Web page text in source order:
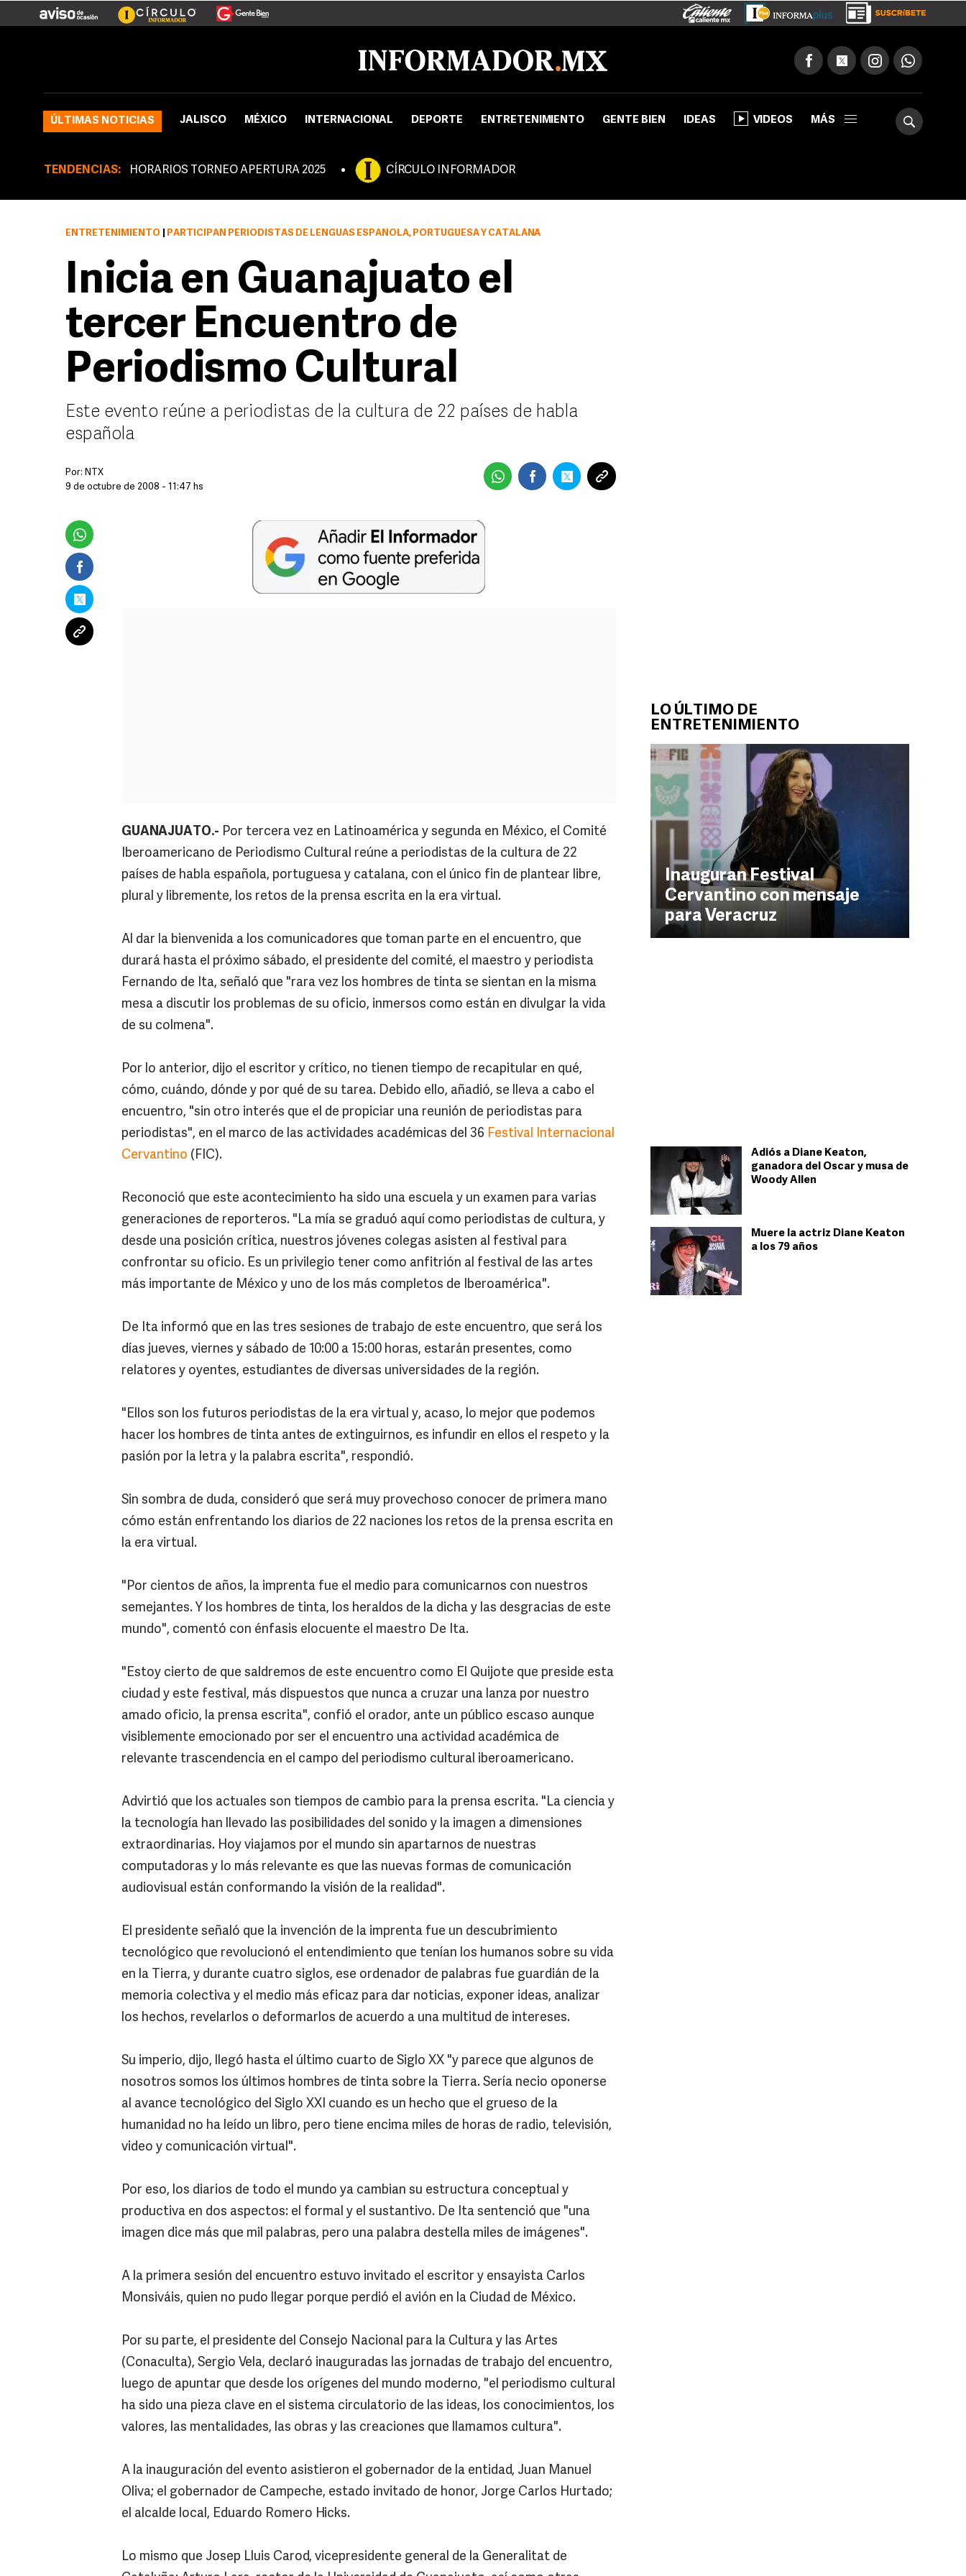
ÚLTIMAS NOTICIAS JALISCO MÉXICO INTERNACIONAL DEPORTE ENTRETENIMIENTO GENTE BIEN IDEAS VIDEOS MÁS
TENDENCIAS: HORARIOS TORNEO APERTURA 2025 CÍRCULO INFORMADOR
LO ÚLTIMO DE
ENTRETENIMIENTO
Inauguran Festival
Cervantino con mensaje
para Veracruz
Adiós a Diane Keaton,
ganadora del Oscar y musa de
Woody Allen
Muere la actriz Diane Keaton
a los 79 años
ENTRETENIMIENTO PARTICIPAN PERIODISTAS DE LENGUAS ESPAÑOLA, PORTUGUESA Y CATALANA
Inicia en Guanajuato el
tercer Encuentro de
Periodismo Cultural
Este evento reúne a periodistas de la cultura de 22 países de habla
española
Por: NTX
9 de octubre de 2008 - 11:47 hs
GUANAJUATO.- Por tercera vez en Latinoamérica y segunda en México, el Comité
Iberoamericano de Periodismo Cultural reúne a periodistas de la cultura de 22
países de habla española, portuguesa y catalana, con el único fin de plantear libre,
plural y libremente, los retos de la prensa escrita en la era virtual.
Al dar la bienvenida a los comunicadores que toman parte en el encuentro, que
durará hasta el próximo sábado, el presidente del comité, el maestro y periodista
Fernando de Ita, señaló que "rara vez los hombres de tinta se sientan en la misma
mesa a discutir los problemas de su oficio, inmersos como están en divulgar la vida
de su colmena".
Por lo anterior, dijo el escritor y crítico, no tienen tiempo de recapitular en qué,
cómo, cuándo, dónde y por qué de su tarea. Debido ello, añadió, se lleva a cabo el
encuentro, "sin otro interés que el de propiciar una reunión de periodistas para
periodistas", en el marco de las actividades académicas del 36 Festival Internacional
Cervantino (FIC).
Reconoció que este acontecimiento ha sido una escuela y un examen para varias
generaciones de reporteros. "La mía se graduó aquí como periodistas de cultura, y
desde una posición crítica, nuestros jóvenes colegas asisten al festival para
confrontar su oficio. Es un privilegio tener como anfitrión al festival de las artes
más importante de México y uno de los más completos de Iberoamérica".
De Ita informó que en las tres sesiones de trabajo de este encuentro, que será los
días jueves, viernes y sábado de 10:00 a 15:00 horas, estarán presentes, como
relatores y oyentes, estudiantes de diversas universidades de la región.
"Ellos son los futuros periodistas de la era virtual y, acaso, lo mejor que podemos
hacer los hombres de tinta antes de extinguirnos, es infundir en ellos el respeto y la
pasión por la letra y la palabra escrita", respondió.
Sin sombra de duda, consideró que será muy provechoso conocer de primera mano
cómo están enfrentando los diarios de 22 naciones los retos de la prensa escrita en
la era virtual.
"Por cientos de años, la imprenta fue el medio para comunicarnos con nuestros
semejantes. Y los hombres de tinta, los heraldos de la dicha y las desgracias de este
mundo", comentó con énfasis elocuente el maestro De Ita.
"Estoy cierto de que saldremos de este encuentro como El Quijote que preside esta
ciudad y este festival, más dispuestos que nunca a cruzar una lanza por nuestro
amado oficio, la prensa escrita", confió el orador, ante un público escaso aunque
visiblemente emocionado por ser el encuentro una actividad académica de
relevante trascendencia en el campo del periodismo cultural iberoamericano.
Advirtió que los actuales son tiempos de cambio para la prensa escrita. "La ciencia y
la tecnología han llevado las posibilidades del sonido y la imagen a dimensiones
extraordinarias. Hoy viajamos por el mundo sin apartarnos de nuestras
computadoras y lo más relevante es que las nuevas formas de comunicación
audiovisual están conformando la visión de la realidad".
El presidente señaló que la invención de la imprenta fue un descubrimiento
tecnológico que revolucionó el entendimiento que tenían los humanos sobre su vida
en la Tierra, y durante cuatro siglos, ese ordenador de palabras fue guardián de la
memoria colectiva y el medio más eficaz para dar noticias, exponer ideas, analizar
los hechos, revelarlos o deformarlos de acuerdo a una multitud de intereses.
Su imperio, dijo, llegó hasta el último cuarto de Siglo XX "y parece que algunos de
nosotros somos los últimos hombres de tinta sobre la Tierra. Sería necio oponerse
al avance tecnológico del Siglo XXI cuando es un hecho que el grueso de la
humanidad no ha leído un libro, pero tiene encima miles de horas de radio, televisión,
video y comunicación virtual".
Por eso, los diarios de todo el mundo ya cambian su estructura conceptual y
productiva en dos aspectos: el formal y el sustantivo. De Ita sentenció que "una
imagen dice más que mil palabras, pero una palabra destella miles de imágenes".
A la primera sesión del encuentro estuvo invitado el escritor y ensayista Carlos
Monsiváis, quien no pudo llegar porque perdió el avión en la Ciudad de México.
Por su parte, el presidente del Consejo Nacional para la Cultura y las Artes
(Conaculta), Sergio Vela, declaró inauguradas las jornadas de trabajo del encuentro,
luego de apuntar que desde los orígenes del mundo moderno, "el periodismo cultural
ha sido una pieza clave en el sistema circulatorio de las ideas, los conocimientos, los
valores, las mentalidades, las obras y las creaciones que llamamos cultura".
A la inauguración del evento asistieron el gobernador de la entidad, Juan Manuel
Oliva; el gobernador de Campeche, estado invitado de honor, Jorge Carlos Hurtado;
el alcalde local, Eduardo Romero Hicks.
Lo mismo que Josep Lluis Carod, vicepresidente general de la Generalitat de